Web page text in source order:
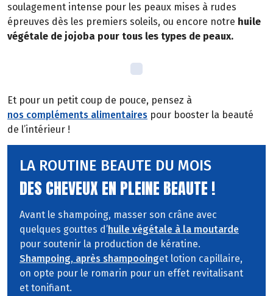
soulagement intense pour les peaux mises à rudes
épreuves dès les premiers soleils, ou encore notre huile
végétale de jojoba pour tous les types de peaux.
Et pour un petit coup de pouce, pensez à
nos compléments alimentaires pour booster la beauté
de l’intérieur !
LA ROUTINE BEAUTE DU MOIS
DES CHEVEUX EN PLEINE BEAUTE !
Avant le shampoing, masser son crâne avec
quelques gouttes d’huile végétale à la moutarde
pour soutenir la production de kératine.
Shampoing, après shampooinget lotion capillaire,
on opte pour le romarin pour un effet revitalisant
et tonifiant.